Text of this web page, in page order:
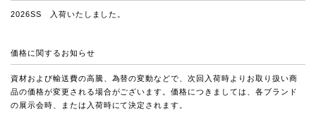
2026SS 入荷いたしました。
価格に関するお知らせ
資材および輸送費の高騰、為替の変動などで、次回入荷時よりお取り扱い商
品の価格が変更される場合がございます。価格につきましては、各ブランド
の展示会時、または入荷時にて決定されます。